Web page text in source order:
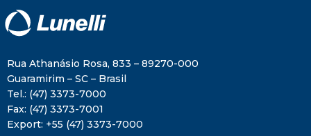
Rua Athanásio Rosa, 833 – 89270-000
Guaramirim – SC – Brasil
Tel.: (47) 3373-7000
Fax: (47) 3373-7001
Export: +55 (47) 3373-7000